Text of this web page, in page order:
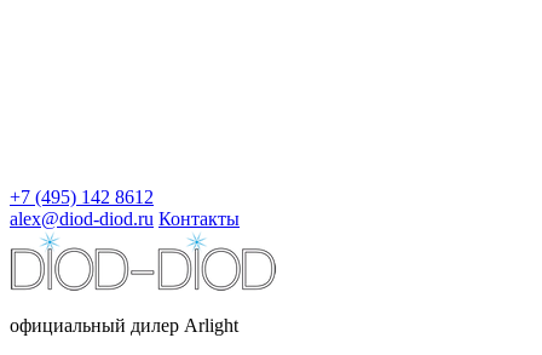
+7 (495) 142 8612
alex@diod-diod.ru Контакты
официальный дилер Arlight